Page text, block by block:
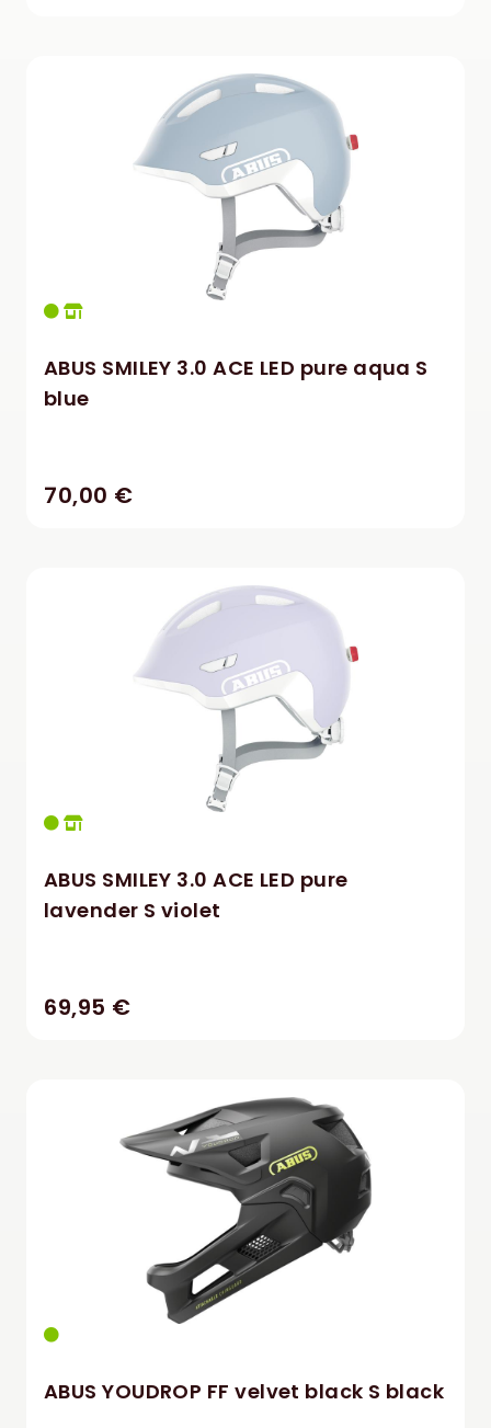
ABUS SMILEY 3.0 ACE LED pure aqua S
blue
70,00 €
ABUS SMILEY 3.0 ACE LED pure
lavender S violet
69,95 €
ABUS YOUDROP FF velvet black S black